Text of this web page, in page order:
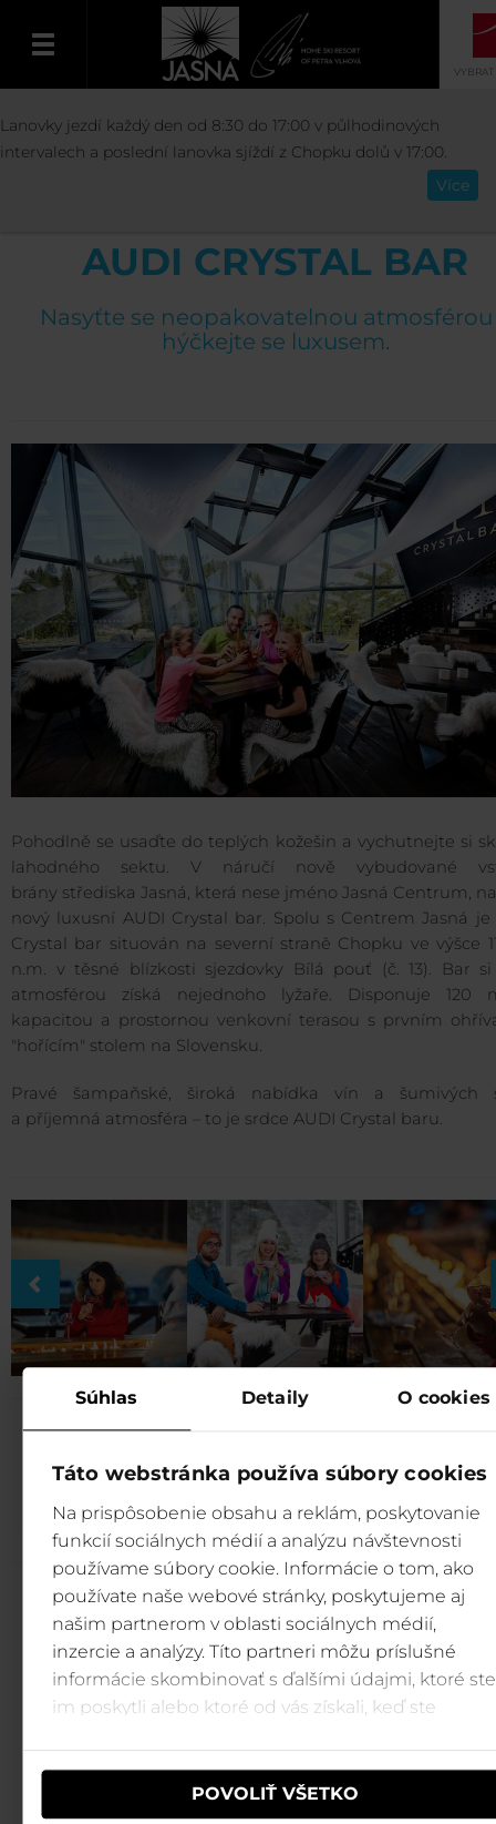
Súhlas Detaily O cookies
Táto webstránka používa súbory cookies
Na prispôsobenie obsahu a reklám, poskytovanie
funkcií sociálnych médií a analýzu návštevnosti
používame súbory cookie. Informácie o tom, ako
používate naše webové stránky, poskytujeme aj
našim partnerom v oblasti sociálnych médií,
inzercie a analýzy. Títo partneri môžu príslušné
informácie skombinovať s ďalšími údajmi, ktoré ste
im poskytli alebo ktoré od vás získali, keď ste
POVOLIŤ VŠETKO
Čeština
VYBRAT
STŘEDISKO BARY A RESTAURACE
CRYSTAL BAR
AUDI CRYSTAL BAR
Nasyťte se neopakovatelnou atmosférou
hýčkejte se luxusem.
Pohodlně se usaďte do teplých kožešin a vychutnejte si
lahodného sektu. V náručí nově vybudované
brány střediska Jasná, která nese jméno Jasná Centrum,
nový luxusní AUDI Crystal bar. Spolu s Centrem Jasná je
Crystal bar situován na severní straně Chopku ve výšce
n.m. v těsné blízkosti sjezdovky Bílá pouť (č. 13). Bar
atmosférou získá nejednoho lyžaře. Disponuje 120
kapacitou a prostornou venkovní terasou s prvním
"hořícím" stolem na Slovensku.
Pravé šampaňské, široká nabídka vín a šumivých
a příjemná atmosféra – to je srdce AUDI Crystal baru.
1 MB download
Bary a restaurace
Po dlouhém dni v Jasné vám
restaurací a barů v Jasné.
Bary a restaurace →
Lanovky jezdí každý den od 8:30 do 17:00 v půlhodinových
intervalech a poslední lanovka sjíždí z Chopku dolů v 17:00.
Více